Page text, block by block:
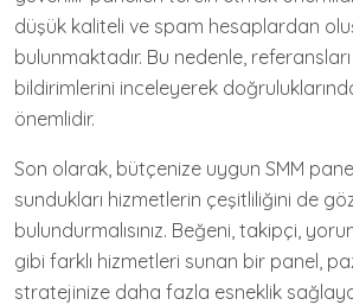
düşük kaliteli ve spam hesaplardan
bulunmaktadır. Bu nedenle,
bildirimlerini inceleyerek
önemlidir.
Son olarak, bütçenize uygun SMM
sundukları hizmetlerin çeşitliliğini de
bulundurmalısınız. Beğeni, takipçi,
gibi farklı hizmetleri sunan bir panel,
stratejinize daha fazla esneklik